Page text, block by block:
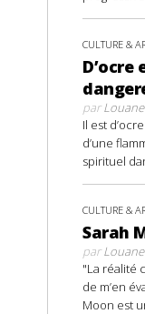
CULTURE &
par
Il est
d’une
spirituel
CULTURE &
Sarah
par
"La réalité
de m’en
Moon est